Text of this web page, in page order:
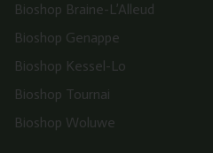
Bioshop Braine-L’Alleud
Bioshop Genappe
Bioshop Kessel-Lo
Bioshop Tournai
Bioshop Woluwe